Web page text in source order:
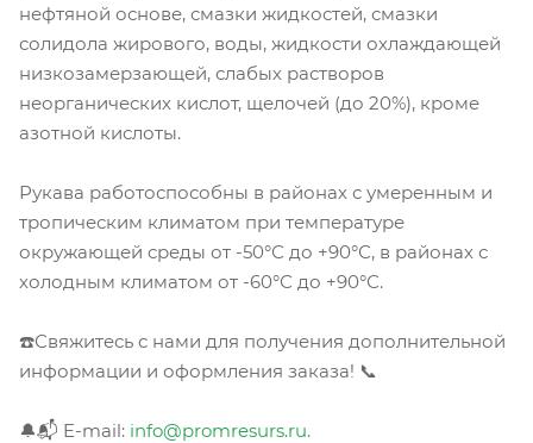
нефтяной основе, смазки жидкостей, смазки
солидола жирового, воды, жидкости охлаждающей
низкозамерзающей, слабых растворов
неорганических кислот, щелочей (до 20%), кроме
азотной кислоты.
Рукава работоспособны в районах с умеренным и
тропическим климатом при температуре
окружающей среды от -50°С до +90°С, в районах с
холодным климатом от -60°С до +90°С.
☎️Свяжитесь с нами для получения дополнительной
информации и оформления заказа! 📞
🔔📬 E-mail: info@promresurs.ru.